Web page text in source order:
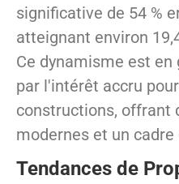
significative de 54 %
atteignant environ
Ce dynamisme est
par l'intérêt accru
constructions, offrant
modernes et un
Tendances de